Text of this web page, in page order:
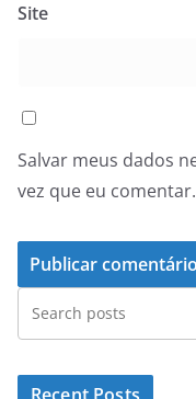
Site
Salvar meus dados
vez que eu comentar.